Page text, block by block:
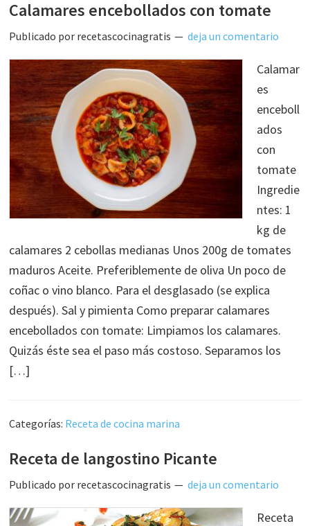
Calamares encebollados con tomate
Publicado por recetascocinagratis deja un comentario
Calamar
es
enceboll
ados
con
tomate
Ingredie
ntes: 1
kg de
calamares 2 cebollas medianas Unos 200g de tomates
maduros Aceite. Preferiblemente de oliva Un poco de
coñac o vino blanco. Para el desglasado (se explica
después). Sal y pimienta Como preparar calamares
encebollados con tomate: Limpiamos los calamares.
Quizás éste sea el paso más costoso. Separamos los
[…]
Categorías: Receta de cocina marina
Receta de langostino Picante
Publicado por recetascocinagratis deja un comentario
Receta